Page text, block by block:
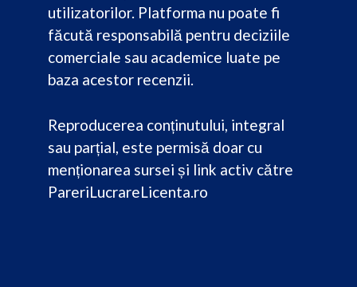
utilizatorilor. Platforma nu poate fi
făcută responsabilă pentru deciziile
comerciale sau academice luate pe
baza acestor recenzii.
Reproducerea conținutului, integral
sau parțial, este permisă doar cu
menționarea sursei și link activ către
PareriLucrareLicenta.ro